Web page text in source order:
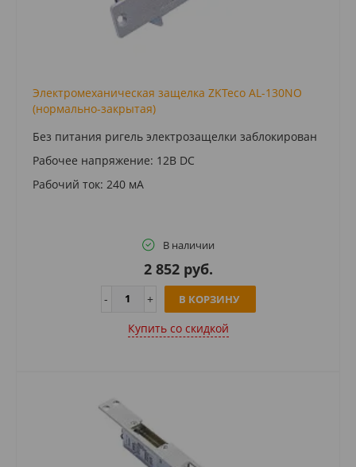
Электромеханическая защелка ZKTeco AL-130NO
(нормально-закрытая)
Без питания ригель электрозащелки заблокирован
Рабочее напряжение: 12В DC
Рабочий ток: 240 мА
В наличии
2 852 руб.
В КОРЗИНУ
Купить cо скидкой